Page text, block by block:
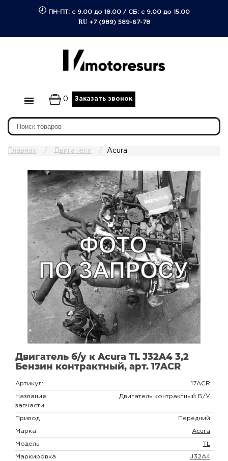
ПН-ПТ: с 9.00 до 18.00/ СБ: с 9.00 до 15.00
RU +7 (989) 589-67-78
0 Заказать звонок
Главная Двигатели Acura
Двигатель б/у к Acura TL J32A4 3,2
Бензин контрактный, арт. 17ACR
Артикул: 17ACR
Название
запчасти
Двигатель контрактный Б/У
Привод Передний
Марка Acura
Модель TL
Маркировка J32A4